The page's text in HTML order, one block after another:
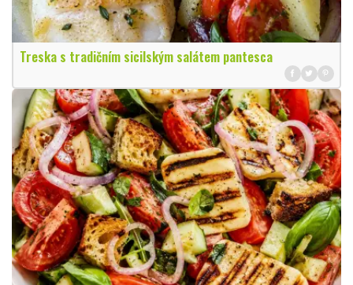
Treska s tradičním sicilským salátem pantesca